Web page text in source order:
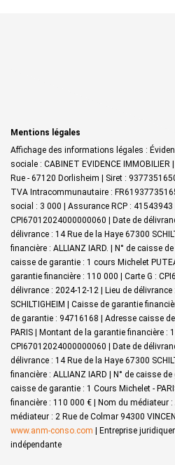
Mentions légales
Affichage des informations légales :
sociale : CABINET EVIDENCE
Rue - 67120 Dorlisheim | Siret :
TVA Intracommunautaire :
social : 3 000 | Assurance RCP : 41543943
CPI67012024000000060 | Date de
délivrance : 14 Rue de la Haye 67300
financière : ALLIANZ IARD. | N° de caisse
caisse de garantie : 1 cours Michelet
garantie financière : 110 000 | Carte G :
délivrance : 2024-12-12 | Lieu de
SCHILTIGHEIM | Caisse de garantie
de garantie : 94716168 | Adresse caisse
PARIS | Montant de la garantie financière :
CPI67012024000000060 | Date de
délivrance : 14 Rue de la Haye 67300
financière : ALLIANZ IARD | N° de caisse
caisse de garantie : 1 Cours Michelet -
financière : 110 000 € | Nom du médiateur
médiateur : 2 Rue de Colmar 94300
www.anm-conso.com | Entreprise
indépendante